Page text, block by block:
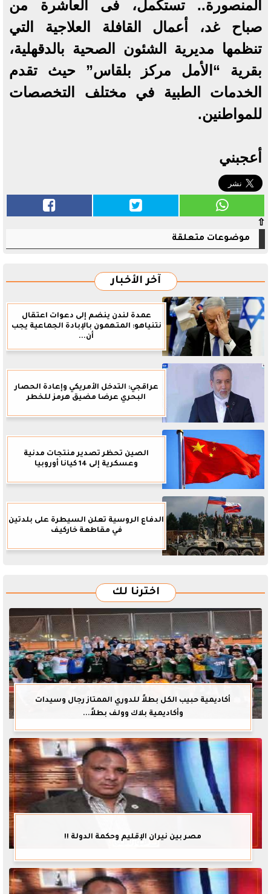
المنصورة.. تستكمل، فى العاشرة من
صباح غد، أعمال القافلة العلاجية التي
تنظمها مديرية الشئون الصحية بالدقهلية،
بقرية “الأمل مركز بلقاس” حيث تقدم
الخدمات الطبية في مختلف التخصصات
للمواطنين.
أعجبني
⇧
موضوعات متعلقة
آخر الأخبار
عمدة لندن ينضم إلى دعوات اعتقال
نتنياهو: المتهمون بالإبادة الجماعية يجب
أن...
عراقجي: التدخل الأمريكي وإعادة الحصار
البحري عرضا مضيق هرمز للخطر
الصين تحظر تصدير منتجات مدنية
وعسكرية إلى 14 كيانا أوروبيا
الدفاع الروسية تعلن السيطرة على بلدتين
في مقاطعة خاركيف
اخترنا لك
أكاديمية حبيب الكل بطلاً للدوري الممتاز رجال وسيدات
وأكاديمية بلاك وولف بطلاً...
مصر بين نيران الإقليم وحكمة الدولة !!